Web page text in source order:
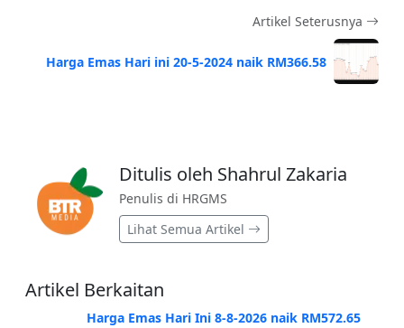
Artikel Seterusnya
Harga Emas Hari ini 20-5-2024 naik RM366.58
Ditulis oleh Shahrul Zakaria
Penulis di HRGMS
Lihat Semua Artikel
Artikel Berkaitan
Harga Emas Hari Ini 8-8-2026 naik RM572.65